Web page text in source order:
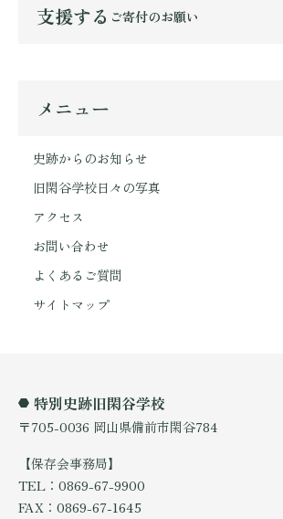
支援する ご寄付のお願い
メニュー
史跡からのお知らせ
旧閑谷学校日々の写真
アクセス
お問い合わせ
よくあるご質問
サイトマップ
特別史跡旧閑谷学校
〒705-0036 岡山県備前市閑谷784
【保存会事務局】
TEL：0869-67-9900
FAX：0869-67-1645